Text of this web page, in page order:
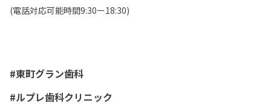
(電話対応可能時間9:30ー18:30)
#東町グラン歯科
#ルプレ歯科クリニック